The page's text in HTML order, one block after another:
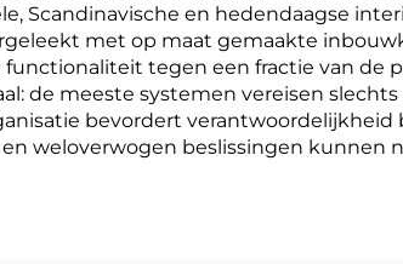
Scandinavische en hedendaagse
met op maat gemaakte
tegen een fractie van de
de meeste systemen vereisen
bevordert verantwoordelijkheid
weloverwogen beslissingen